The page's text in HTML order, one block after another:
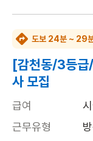
도보 24분 ~ 29
[감천동/3등
사 모집
급여
근무유형